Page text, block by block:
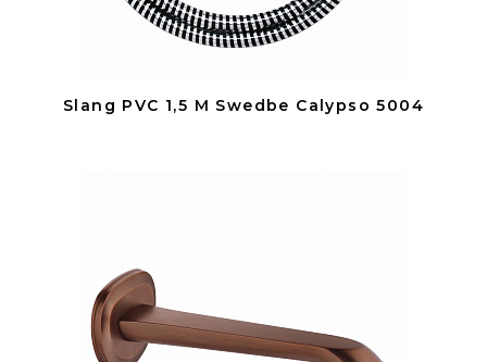
Slang PVC 1,5 M Swedbe Calypso 5004